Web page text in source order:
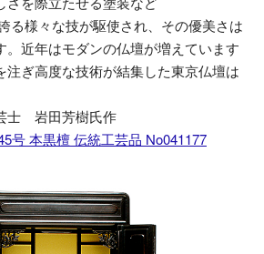
る様々な技が駆使され、その優美さは
。近年はモダンの仏壇が増えています
注ぎ高度な技術が結集した東京仏壇は
士 岩田芳樹氏作
号 本黒檀 伝統工芸品 No041177